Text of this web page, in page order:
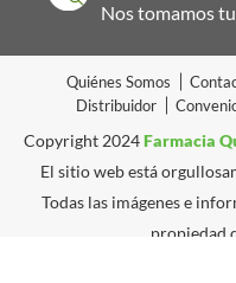
Nos tomamos
Quiénes Somos
Distribuidor
Copyright 2024Farmacia
El sitio web está
Todas las imágenes e
propiedad